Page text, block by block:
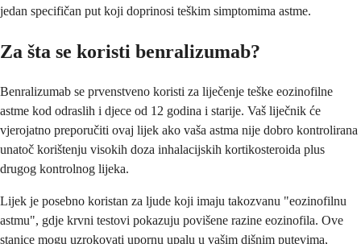
jedan specifičan put koji doprinosi teškim simptomima astme.
Za šta se koristi benralizumab?
Benralizumab se prvenstveno koristi za liječenje teške eozinofilne
astme kod odraslih i djece od 12 godina i starije. Vaš liječnik će
vjerojatno preporučiti ovaj lijek ako vaša astma nije dobro kontrolirana
unatoč korištenju visokih doza inhalacijskih kortikosteroida plus
drugog kontrolnog lijeka.
Lijek je posebno koristan za ljude koji imaju takozvanu "eozinofilnu
astmu", gdje krvni testovi pokazuju povišene razine eozinofila. Ove
stanice mogu uzrokovati upornu upalu u vašim dišnim putevima,